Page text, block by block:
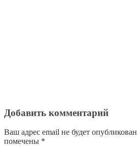
Добавить комментарий
Ваш адрес email не будет
помечены *